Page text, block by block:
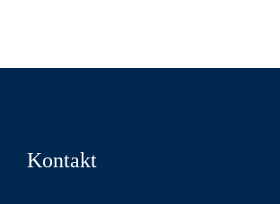
Kontakt